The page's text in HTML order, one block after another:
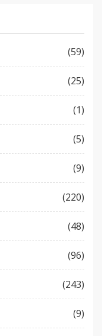
(59)
(25)
(1)
(5)
(9)
(220)
(48)
(96)
(243)
(9)